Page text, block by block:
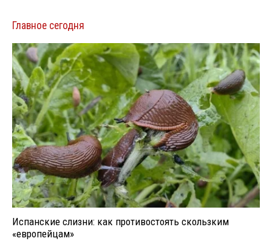
Главное сегодня
Испанские слизни: как противостоять скользким
«европейцам»